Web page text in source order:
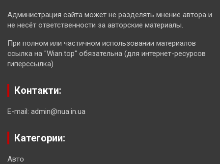
Администрация сайта может не разделять мнение автора и
не несёт ответственности за авторские материалы.
При полном или частичном использовании материалов
ссылка на "Wian.top" обязательна (для интернет-ресурсов
гиперссылка)
Контакти:
E-mail: admin@nua.in.ua
Категории:
Авто